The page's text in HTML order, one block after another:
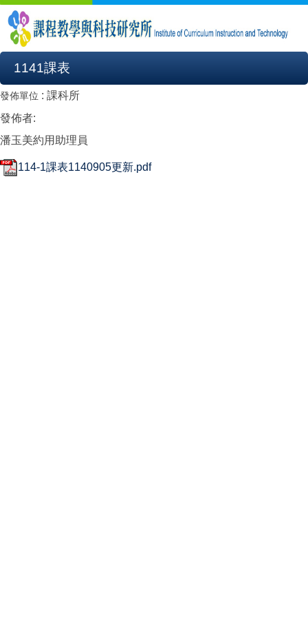
1141課表
發佈單位 : 課科所
發佈者:
潘玉美約用助理員
114-1課表1140905更新.pdf